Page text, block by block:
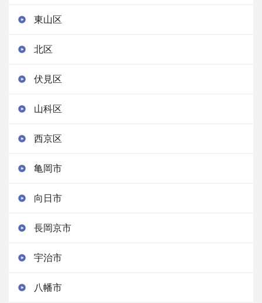
東山区
北区
伏見区
山科区
西京区
亀岡市
向日市
長岡京市
宇治市
八幡市